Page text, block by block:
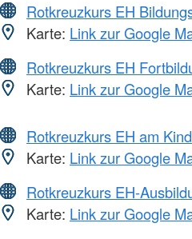
Rotkreuzkurs EH
Karte: Link zur Google
Rotkreuzkurs EH
Karte: Link zur Google
Rotkreuzkurs EH am Kind
Karte: Link zur Google
Rotkreuzkurs EH-
Karte: Link zur Google